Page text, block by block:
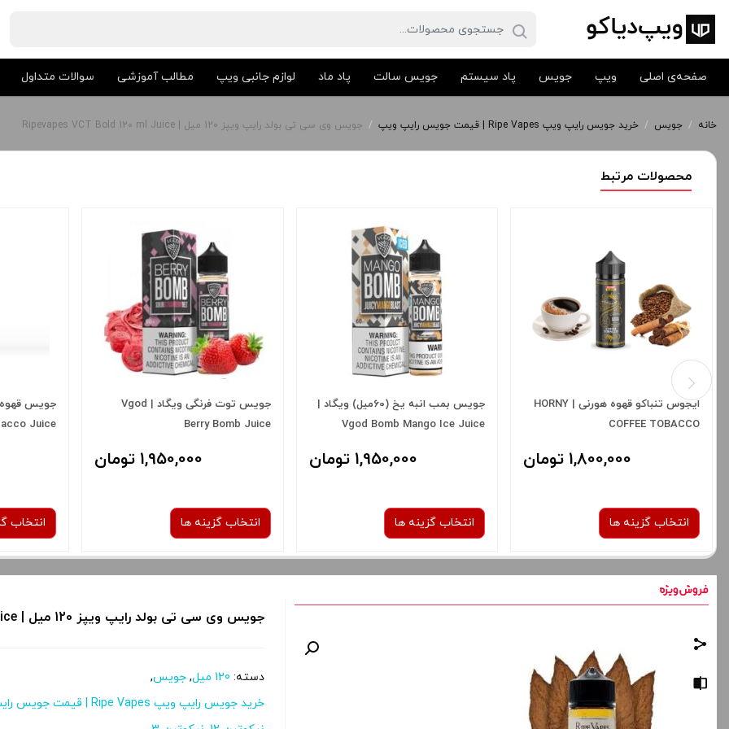
صفحه‌ی اصلی ویپ جویس پاد سیستم جویس سالت پاد ماد لوازم جانبی ویپ مطالب آموزشی سوالات متداول
خانه / جویس / خرید جویس رایپ ویپ Ripe Vapes | قیمت جویس رایپ ویپ / جویس وی سی تی بولد رایپ ویپز 120 میل | Ripevapes VCT Bold 120 ml Juice
محصولات مرتبط
ایجوس تنباکو قهوه هورنی | HORNY
COFFEE TOBACCO
1,800,000 تومان
انتخاب گزینه ها
برای فعال شدن سبد خرید و نمایش
قیمت ، گزینه های محصول را از کادر
جویس بمب انبه یخ (60میل) ویگاد |
Vgod Bomb Mango Ice Juice
1,950,000 تومان
انتخاب گزینه ها
جویس توت فرنگی ویگاد | Vgod
Berry Bomb Juice
1,950,000 تومان
انتخاب گزینه ها
3 میلی‌ گرم
برای فعال شدن سبد خرید و نمایش
قیمت ، گزینه های محصول را از کادر
Juice
انتخاب
قیمت ،
جویس وی سی تی بولد رایپ ویپز 120 میل | Ripevapes VCT Bold 120 ml Juice
دسته: 120 میل ,جویس,
خرید جویس رایپ ویپ Ripe Vapes | قیمت جویس رایپ ویپ